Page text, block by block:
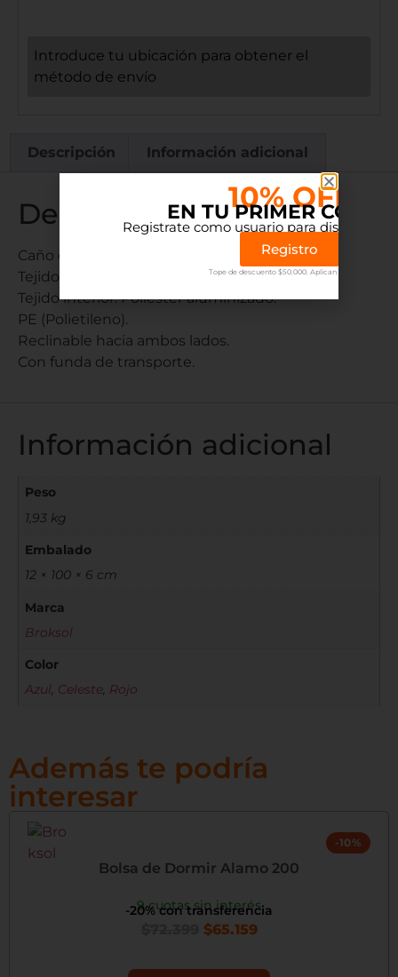
Introduce tu ubicación para obtener el
método de envío
Descripción Información adicional
Descripción
Caño de zinc Ø 32 mm.
Tejido exterior: 100% poliéster.
Tejido interior: Poliéster aluminizado.
PE (Polietileno).
Reclinable hacia ambos lados.
Con funda de transporte.
Información adicional
Peso
1,93 kg
Embalado
12 × 100 × 6 cm
Marca
Broksol
Color
Azul, Celeste, Rojo
Además te podría
interesar
-10%
Bolsa de Dormir Alamo 200
9 cuotas sin interés
-20% con transferencia
$65.159
10% OFF
EN TU PRIMER
Registrate como usuario para disfrutar el
Registro
Tope de descuento $50.000. Aplican terminos.